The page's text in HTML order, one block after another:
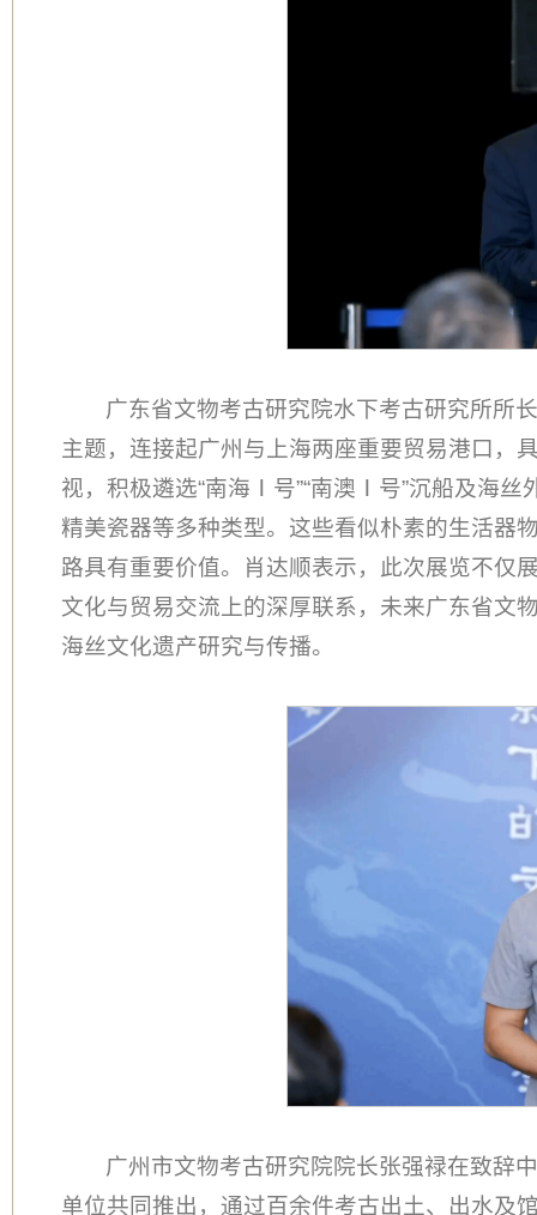
广东省文物考古研究院水下考古研究所所
主题，连接起广州与上海两座重要贸易港口，
视，积极遴选“南海Ⅰ号”“南澳Ⅰ号”沉船及海
精美瓷器等多种类型。这些看似朴素的生活器
路具有重要价值。肖达顺表示，此次展览不仅
文化与贸易交流上的深厚联系，未来广东省文
海丝文化遗产研究与传播。
广州市文物考古研究院院长张强禄在致辞
单位共同推出，通过百余件考古出土、出水及